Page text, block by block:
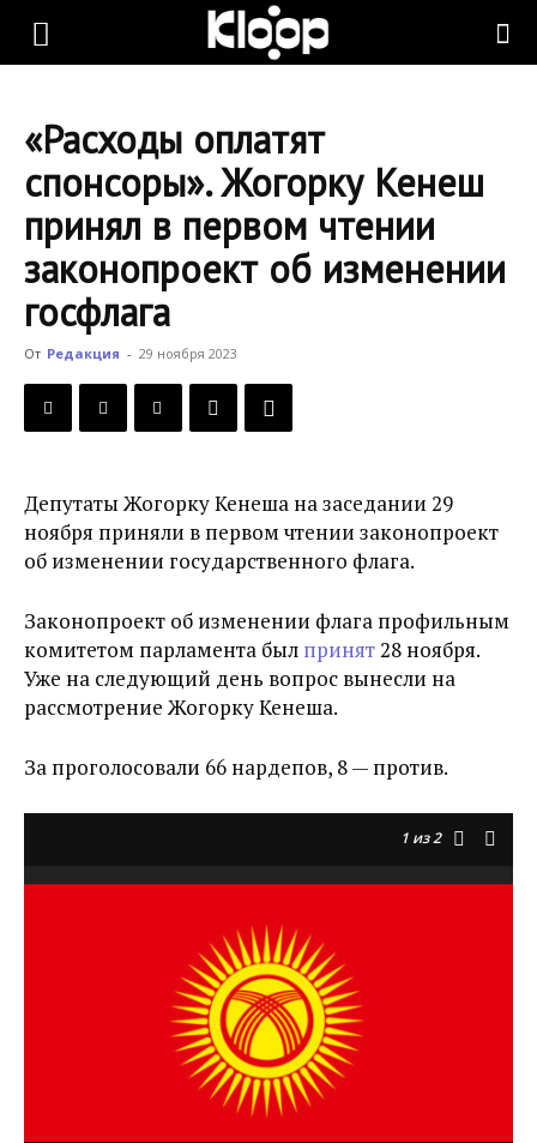
KLOOP.KG
Новости
Кыргызстана
«Расходы оплатят
спонсоры». Жогорку Кенеш
принял в первом чтении
законопроект об изменении
госфлага
От Редакция - 29 ноября 2023
Депутаты Жогорку Кенеша на заседании 29
ноября приняли в первом чтении законопроект
об изменении государственного флага.
Законопроект об изменении флага профильным
комитетом парламента был принят28 ноября.
Уже на следующий день вопрос вынесли на
рассмотрение Жогорку Кенеша.
За проголосовали 66 нардепов, 8 — против.
1 из 2